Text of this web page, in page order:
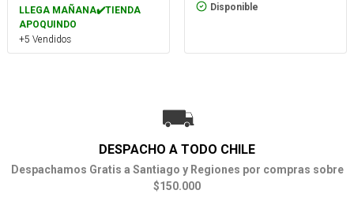
LLEGA MAÑANA✔️TIENDA
APOQUINDO
+5 Vendidos
Disponible
DESPACHO A TODO CHILE
Despachamos Gratis a Santiago y Regiones por compras sobre
$150.000